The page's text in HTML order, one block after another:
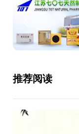
推荐阅读